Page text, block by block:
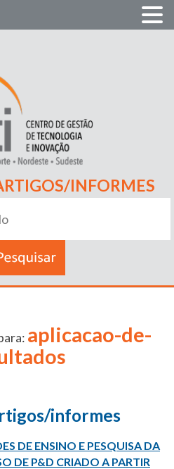
INFORMES
aplicacao-de-
informes
DE ENSINO E PESQUISA DA
DE P&D CRIADO A PARTIR